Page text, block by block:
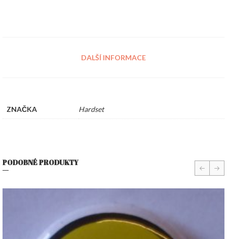
DALŠÍ INFORMACE
ZNAČKA Hardset
PODOBNÉ PRODUKTY prev